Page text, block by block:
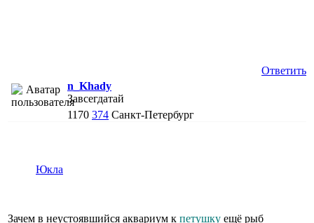
Ответить
n_Khady
Завсегдатай
1170 374 Санкт-Петербург
Юкла
Зачем в неустоявшийся аквариум к петушку ещё рыб